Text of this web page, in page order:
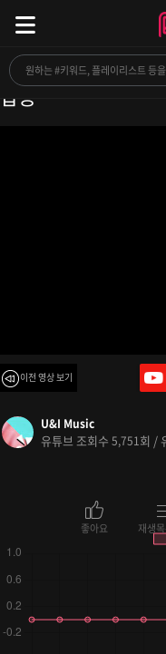
[Playlist] ☀️ 오너가
팝송
이전 영상 보기
U&I Music
유튜브 조회수 5,751회 /
좋아요 재생